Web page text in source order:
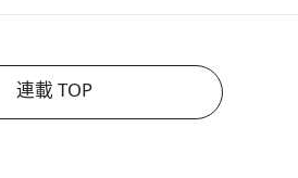
連載 TOP